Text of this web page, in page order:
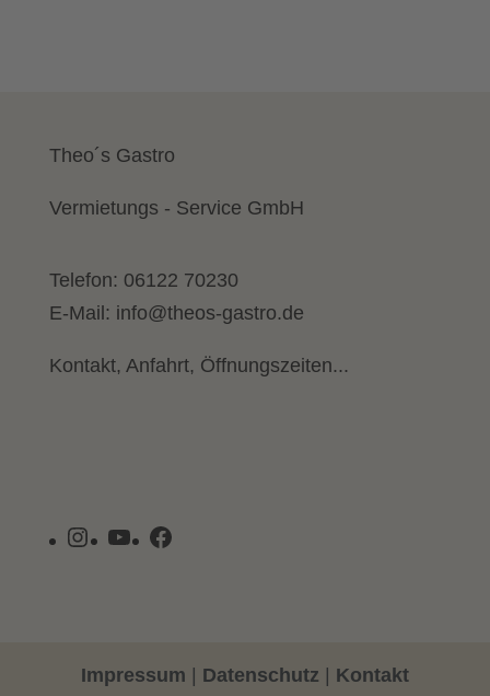
Theo´s Gastro
Vermietungs - Service GmbH
Telefon: 06122 70230
E-Mail: info@theos-gastro.de
Kontakt, Anfahrt, Öffnungszeiten...
Instagram
YouTubeFacebook
Impressum Datenschutz Kontakt